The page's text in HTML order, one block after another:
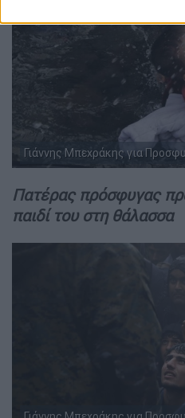
Γιάννης Μπεχράκης για
Πατέρας πρόσφυγας
παιδί του στη θάλασσα